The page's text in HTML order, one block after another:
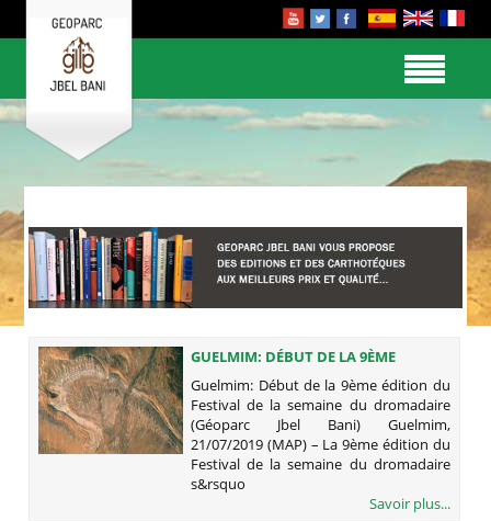
GUELMIM: DÉBUT DE LA 9ÈME
ÉDITION DU FESTIVAL DE LA SEMAINE
DU DROMADAIRE (GÉOPARC JBEL
BANI)
Guelmim: Début de la 9ème édition du
Festival de la semaine du dromadaire
(Géoparc Jbel Bani) Guelmim,
21/07/2019 (MAP) – La 9ème édition du
Festival de la semaine du dromadaire
s&rsquo
Savoir plus...